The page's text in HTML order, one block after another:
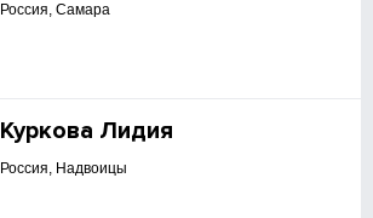
Россия, Самара
Куркова Лидия
Россия, Надвоицы